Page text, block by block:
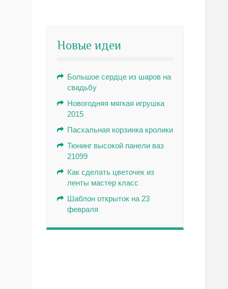
Новые идеи
Большое сердце из шаров на
свадьбу
Новогодняя мягкая игрушка
2015
Пасхальная корзинка кролики
Тюнинг высокой панели ваз
21099
Как сделать цветочек из
ленты мастер класс
Шаблон открыток на 23
февраля